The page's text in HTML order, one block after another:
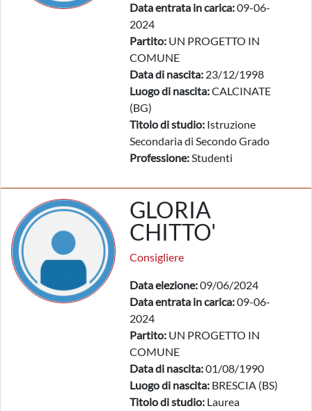
Data entrata in carica:09-06-
2024
Partito: UN PROGETTO IN
COMUNE
Data di nascita: 23/12/1998
Luogo di nascita:CALCINATE
(BG)
Titolo di studio: Istruzione
Secondaria di Secondo Grado
Professione:Studenti
GLORIA
CHITTO'
Consigliere
Data elezione:09/06/2024
Data entrata in carica:09-06-
2024
Partito: UN PROGETTO IN
COMUNE
Data di nascita:01/08/1990
Luogo di nascita: BRESCIA (BS)
Titolo di studio: Laurea